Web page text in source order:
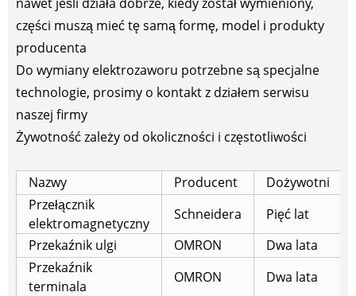
części muszą mieć tę samą formę, model i produkty
producenta
Do wymiany elektrozaworu potrzebne są specjalne
technologie, prosimy o kontakt z działem serwisu
naszej firmy
Żywotność zależy od okoliczności i częstotliwości
Nazwy Producent
Dożywotni
Przełącznik
elektromagnetyczny
Schneidera
Pięć lat
Przekaźnik ulgi
OMRON
Dwa lata
Przekaźnik
terminala
OMRON
Dwa lata